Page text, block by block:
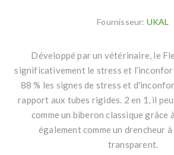
Fournisseur: UKAL
Développé par un vétérinaire, le
significativement le stress et
88 % les signes de stress et
rapport aux tubes rigides. 2 en 1, il
comme un biberon classique grâce
également comme un drencheur
transparent.